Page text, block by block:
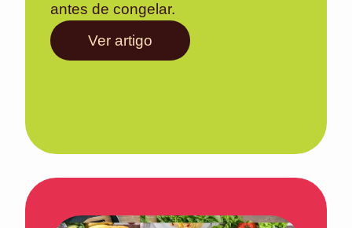
antes de congelar.
Ver artigo